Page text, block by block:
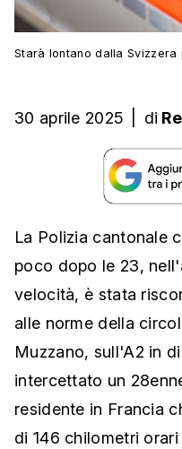
Starà lontano dalla Svizzera
30 aprile 2025 di
La Polizia cantonale
poco dopo le 23,
velocità, è stata
alle norme della
Muzzano, sull'A2 in
intercettato un
residente in Francia
di 146 chilometri